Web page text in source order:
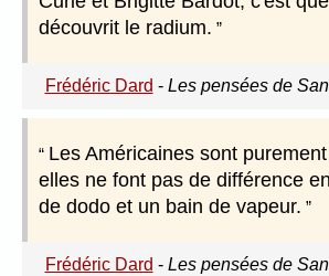
découvrit le radium.
Frédéric Dard - Les pensées de
Les Américaines sont
elles ne font pas de différence
de dodo et un bain de vapeur.
Frédéric Dard - Les pensées de